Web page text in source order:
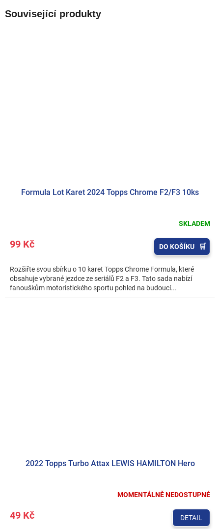
Související produkty
Formula Lot Karet 2024 Topps Chrome F2/F3 10ks
SKLADEM
99 Kč DO KOŠÍKU
Rozšiřte svou sbírku o 10 karet Topps Chrome Formula, které
obsahuje vybrané jezdce ze seriálů F2 a F3. Tato sada nabízí
fanouškům motoristického sportu pohled na budoucí...
2022 Topps Turbo Attax LEWIS HAMILTON Hero
MOMENTÁLNĚ NEDOSTUPNÉ
49 Kč DETAIL